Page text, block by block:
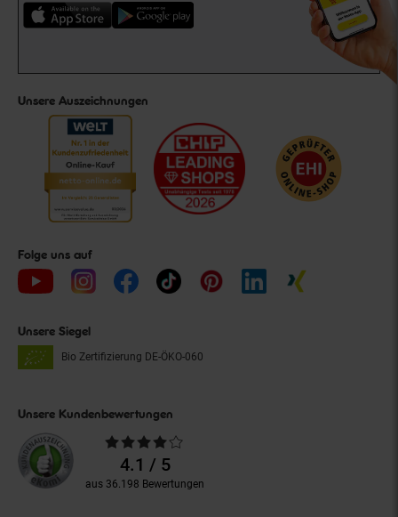
Unsere Auszeichnungen
Folge uns auf
Unsere Siegel
Bio Zertifizierung DE-ÖKO-060
Unsere Kundenbewertungen
Durchschnittliche
Bewertungen4.1 / 5
aus 36.198 Bewertungen